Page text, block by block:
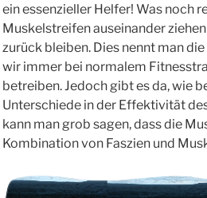
ein essenzieller Helfer! Was noch
Muskelstreifen auseinander
zurück bleiben. Dies nennt man
wir immer bei normalem
betreiben. Jedoch gibt es da, wie
Unterschiede in der Effektivität
kann man grob sagen, dass die
Kombination von Faszien und